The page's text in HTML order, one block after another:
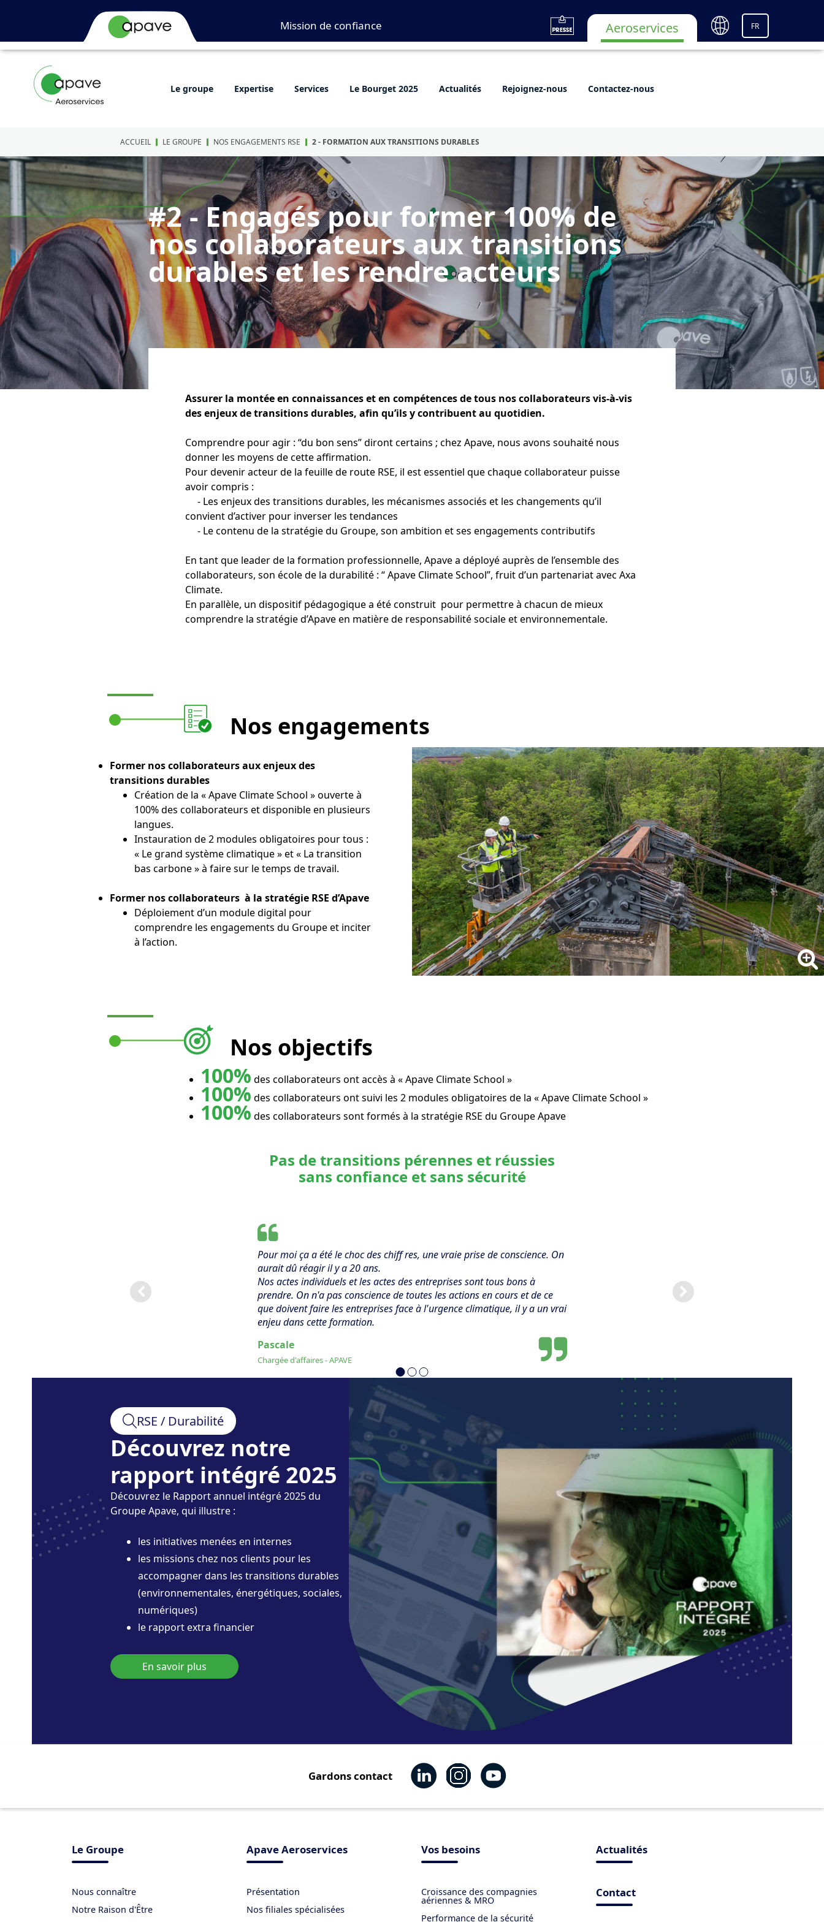
Mission de confiance Aeroservices FR
Le groupe Expertise Services Le Bourget 2025 Actualités Rejoignez-nous Contactez-nous
ACCUEIL LE GROUPE NOS ENGAGEMENTS RSE 2 - FORMATION AUX TRANSITIONS DURABLES
#2 - Engagés pour former 100% de
nos collaborateurs aux transitions
durables et les rendre acteurs
Assurer la montée en connaissances et en compétences de tous nos collaborateurs vis-à-vis
des enjeux de transitions durables, afin qu’ils y contribuent au quotidien.
Comprendre pour agir : “du bon sens” diront certains ; chez Apave, nous avons souhaité nous
donner les moyens de cette affirmation.
Pour devenir acteur de la feuille de route RSE, il est essentiel que chaque collaborateur puisse
avoir compris :
- Les enjeux des transitions durables, les mécanismes associés et les changements qu’il
convient d’activer pour inverser les tendances
- Le contenu de la stratégie du Groupe, son ambition et ses engagements contributifs
En tant que leader de la formation professionnelle, Apave a déployé auprès de l’ensemble des
collaborateurs, son école de la durabilité : “ Apave Climate School”, fruit d’un partenariat avec Axa
Climate.
En parallèle, un dispositif pédagogique a été construit pour permettre à chacun de mieux
comprendre la stratégie d’Apave en matière de responsabilité sociale et environnementale.
Nos engagements
Former nos collaborateurs aux enjeux des
transitions durables
Création de la « Apave Climate School » ouverte à
100% des collaborateurs et disponible en plusieurs
langues.
Instauration de 2 modules obligatoires pour tous :
« Le grand système climatique » et « La transition
bas carbone » à faire sur le temps de travail.
Former nos collaborateurs à la stratégie RSE d’Apave
Déploiement d’un module digital pour
comprendre les engagements du Groupe et inciter
à l’action.
Nos objectifs
100% des collaborateurs ont accès à « Apave Climate School »
100% des collaborateurs ont suivi les 2 modules obligatoires de la « Apave Climate School »
100% des collaborateurs sont formés à la stratégie RSE du Groupe Apave
Pas de transitions pérennes et réussies
sans confiance et sans sécurité
Pour moi ça a été le choc des chiff res, une vraie prise de conscience. On
aurait dû réagir il y a 20 ans.
Nos actes individuels et les actes des entreprises sont tous bons à
prendre. On n'a pas conscience de toutes les actions en cours et de ce
que doivent faire les entreprises face à l'urgence climatique, il y a un vrai
enjeu dans cette formation.
Pascale
Chargée d'affaires - APAVE
RSE / Durabilité
Découvrez notre
rapport intégré 2025
Découvrez le Rapport annuel intégré 2025 du
Groupe Apave, qui illustre :
les initiatives menées en internes
les missions chez nos clients pour les
accompagner dans les transitions durables
(environnementales, énergétiques, sociales,
numériques)
le rapport extra financier
En savoir plus
Gardons contact
Le Groupe
Nous connaître
Notre Raison d'Être
Apave Aeroservices
Présentation
Nos filiales spécialisées
Vos besoins
Croissance des compagnies
aériennes & MRO
Performance de la sécurité
Actualités
Contact